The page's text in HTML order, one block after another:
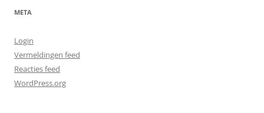
META
Login
Vermeldingen feed
Reacties feed
WordPress.org